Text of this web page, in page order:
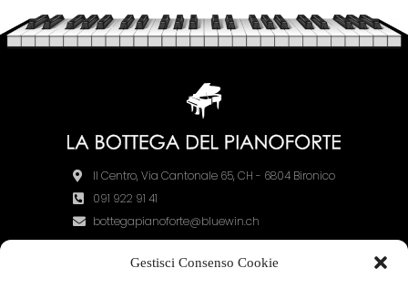
Gestisci Consenso Cookie
Il Centro, Via Cantonale 65, CH - 6804 Bironico
091 922 91 41
bottegapianoforte@bluewin.ch
Privacy policy